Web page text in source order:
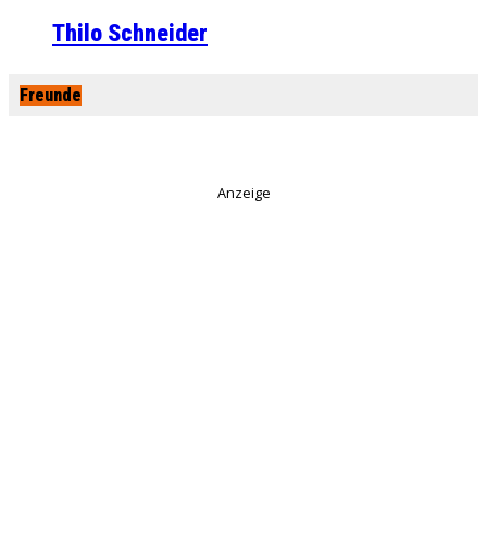
Thilo Schneider
Freunde
Anzeige